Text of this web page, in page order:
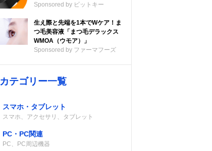
Sponsored by ビットキー
生え際と先端を1本でWケア！ま
つ毛美容液「まつ毛デラックス
WMOA（ウモア）」
Sponsored by ファーマフーズ
カテゴリー一覧
スマホ・タブレット
スマホ、アクセサリ、タブレット
PC・PC関連
PC、PC周辺機器